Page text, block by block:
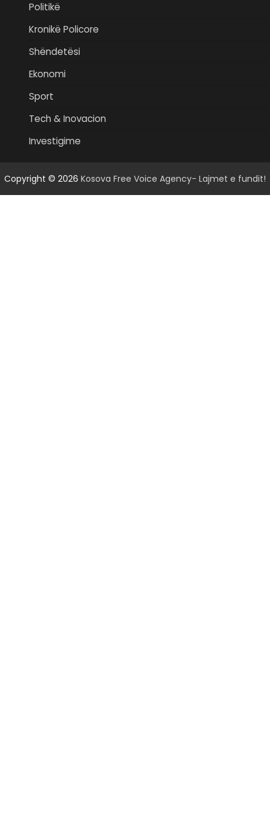
Politikë
Kronikë Policore
Shëndetësi
Ekonomi
Sport
Tech & Inovacion
Investigime